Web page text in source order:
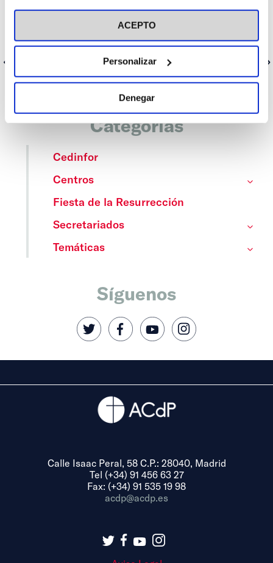
visitar nuestra Política de Cookies
ACEPTO
Personalizar
Denegar
Categorías
Cedinfor
Centros
Fiesta de la Resurrección
Secretariados
Temáticas
Síguenos
Calle Isaac Peral, 58 C.P.: 28040, Madrid
Tel (+34) 91 456 63 27
Fax: (+34) 91 535 19 98
acdp@acdp.es